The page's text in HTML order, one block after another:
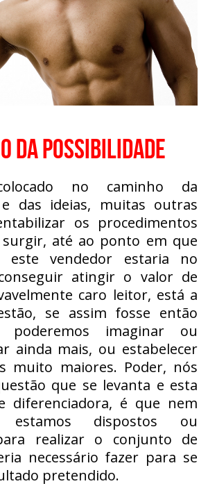
DA POSSIBILIDADE
no caminho da
e das ideias, muitas outras
os procedimentos
até ao ponto em que
este vendedor estaria no
atingir o valor de
caro leitor, está a
se assim fosse então
poderemos imaginar ou
ainda mais, ou estabelecer
muito maiores. Poder, nós
que se levanta e esta
diferenciadora, é que nem
dispostos ou
realizar o conjunto de
necessário fazer para se
pretendido.